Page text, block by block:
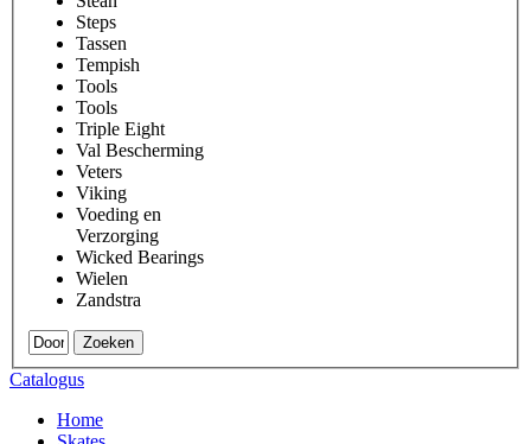
Steps
Tassen
Tempish
Tools
Tools
Triple Eight
Val Bescherming
Veters
Viking
Voeding en
Verzorging
Wicked Bearings
Wielen
Zandstra
Zoeken
Catalogus
Home